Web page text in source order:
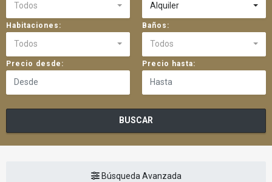
Todos Alquiler
Habitaciones:
Todos
Baños:
Todos
Precio desde: Precio hasta:
BUSCAR
Búsqueda Avanzada